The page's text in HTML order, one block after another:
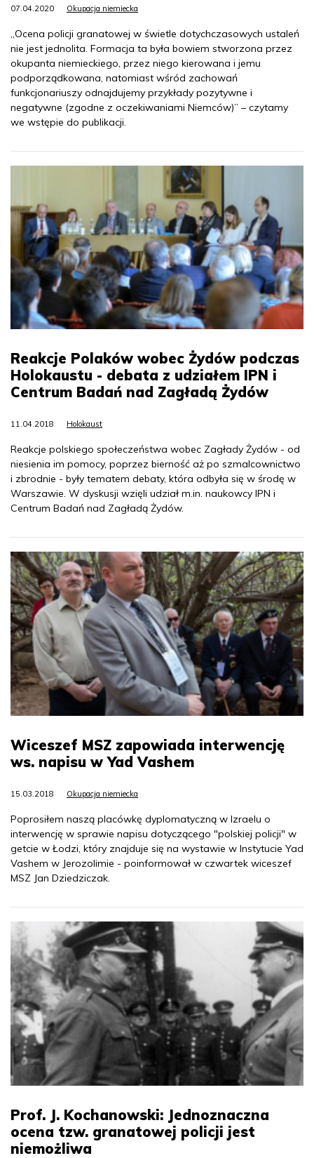
07.04.2020 Okupacja niemiecka
„Ocena policji granatowej w świetle dotychczasowych ustaleń
nie jest jednolita. Formacja ta była bowiem stworzona przez
okupanta niemieckiego, przez niego kierowana i jemu
podporządkowana, natomiast wśród zachowań
funkcjonariuszy odnajdujemy przykłady pozytywne i
negatywne (zgodne z oczekiwaniami Niemców)” – czytamy
we wstępie do publikacji.
Reakcje Polaków wobec Żydów podczas
Holokaustu - debata z udziałem IPN i
Centrum Badań nad Zagładą Żydów
11.04.2018 Holokaust
Reakcje polskiego społeczeństwa wobec Zagłady Żydów - od
niesienia im pomocy, poprzez bierność aż po szmalcownictwo
i zbrodnie - były tematem debaty, która odbyła się w środę w
Warszawie. W dyskusji wzięli udział m.in. naukowcy IPN i
Centrum Badań nad Zagładą Żydów.
Wiceszef MSZ zapowiada interwencję
ws. napisu w Yad Vashem
15.03.2018 Okupacja niemiecka
Poprosiłem naszą placówkę dyplomatyczną w Izraelu o
interwencję w sprawie napisu dotyczącego "polskiej policji" w
getcie w Łodzi, który znajduje się na wystawie w Instytucie Yad
Vashem w Jerozolimie - poinformował w czwartek wiceszef
MSZ Jan Dziedziczak.
Prof. J. Kochanowski: Jednoznaczna
ocena tzw. granatowej policji jest
niemożliwa